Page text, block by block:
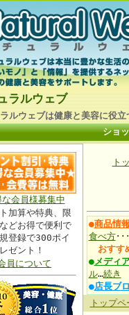
ラルウェブ
ルウェブは健康と美容に役立
ショ
な会員様募集中
加算や特典、限
どお得で便利で
登録で300ポイ
ゼント！
員について
ト
●商品情報
食べ方･･･
おすす
●メディ
ル…続き
●店長ブ
トップペ